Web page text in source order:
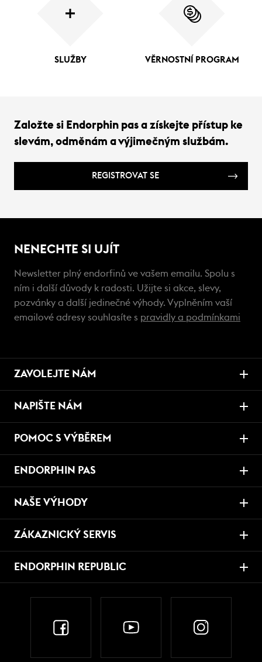
SLUŽBY VĚRNOSTNÍ PROGRAM
Založte si Endorphin pas a získejte přístup ke
slevám, odměnám a výjimečným službám.
REGISTROVAT SE
NENECHTE SI UJÍT
Newsletter plný endorfinů ve vašem emailu. Spolu s
ním i další důvody k radosti. Užijte si akce, slevy,
pozvánky a další jedinečné výhody. Vyplněním vaší
emailové adresy souhlasíte s pravidly a podmínkami
ZAVOLEJTE NÁM
NAPIŠTE NÁM
POMOC S VÝBĚREM
ENDORPHIN PAS
NAŠE VÝHODY
ZÁKAZNICKÝ SERVIS
ENDORPHIN REPUBLIC